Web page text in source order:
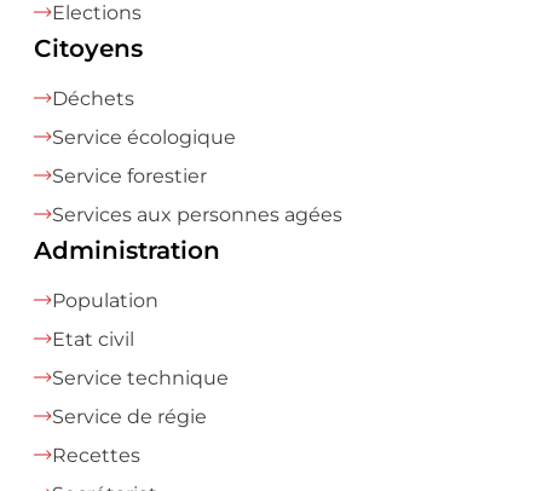
Elections
Citoyens
Déchets
Service écologique
Service forestier
Services aux personnes agées
Administration
Population
Etat civil
Service technique
Service de régie
Recettes